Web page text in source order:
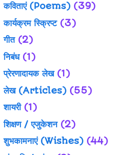
कविताएं (Poems) (39)
कार्यक्रम स्क्रिप्ट(3)
गीत(2)
निबंध(1)
प्रेरणादायक लेख(1)
लेख (Articles) (55)
शायरी(1)
शिक्षण / एजुकेशन(2)
शुभकामनाएं (Wishes) (44)